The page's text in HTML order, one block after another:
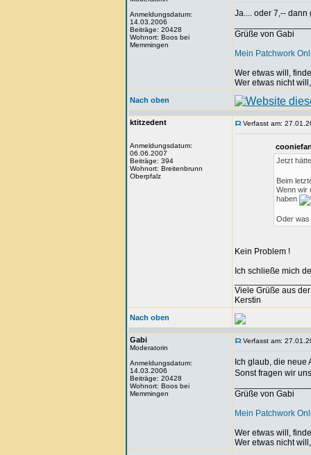
Anmeldungsdatum:
14.03.2006
Beiträge: 20428
Wohnort: Boos bei
Memmingen
Ja.... oder 7,--
Grüße von Gabi
Mein Patchwork
Wer etwas will,
Wer etwas nicht
Nach oben
ktitzedent
Anmeldungsdatum:
06.06.2007
Beiträge: 394
Wohnort: Breitenbrunn
Oberpfalz
Verfasst am:
Jetzt
Beim
Wenn wir
haben
Oder was
Kein Problem !
Ich schließe mich
Viele Grüße aus
Kerstin
Nach oben
Gabi
Moderatorin
Anmeldungsdatum:
14.03.2006
Beiträge: 20428
Wohnort: Boos bei
Memmingen
Verfasst am:
Ich glaub, die
Sonst fragen wir
Grüße von Gabi
Mein Patchwork
Wer etwas will,
Wer etwas nicht